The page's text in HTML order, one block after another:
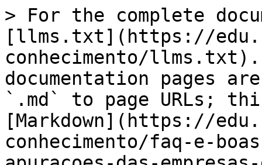
> For the complete
[llms.txt](https://
conhecimento/
documentation pages
`.md` to page URLs;
[Markdown](https://
conhecimento/faq-e-